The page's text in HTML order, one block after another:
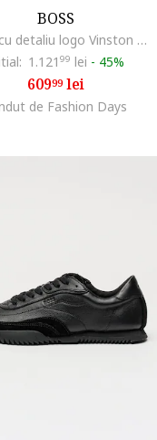
BOSS
Tenisi cu detaliu logo Vinston Runn, Albastru ultramarin
1.121 99 lei - 45%
60999lei
de Fashion Days